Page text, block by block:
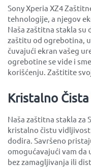
Sony Xperia XZ4
tehnologije, a njegov
Naša zaštitna stakla su
zaštitu od ogrebotina,
čuvajući ekran vašeg
ogrebotine se vide i
korišćenju. Zaštitite
Kristalno
Naša zaštitna stakla za
kristalno čistu
dodira. Savršeno
omogućavajući vam da
bez zamagljivanja ili